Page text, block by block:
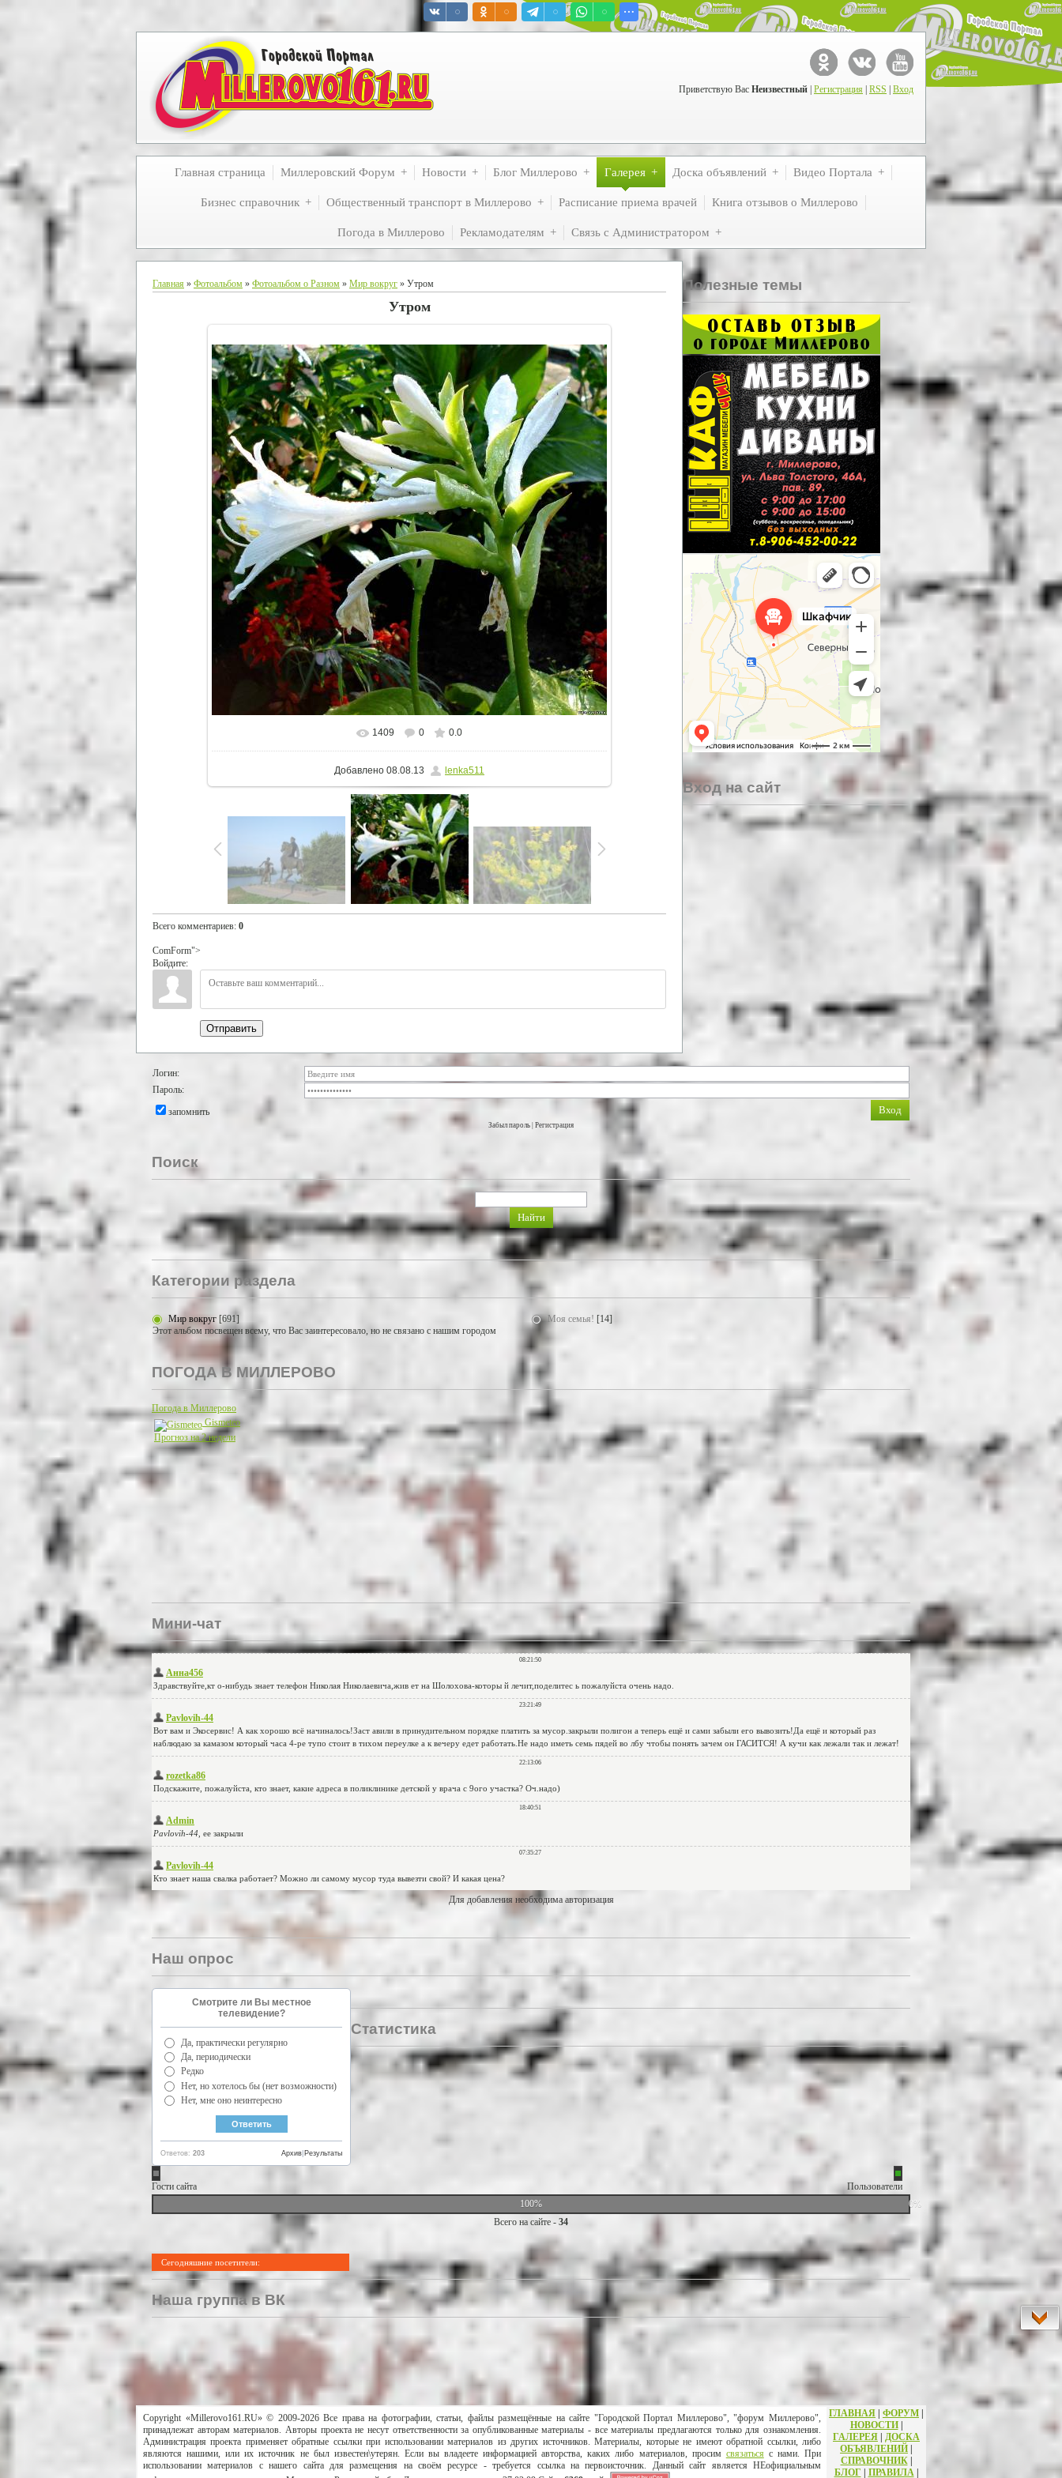
Приветствую Вас Неизвестный Регистрация RSS Вход
Главная страница Миллеровский Форум Новости Блог Миллерово Галерея Доска объявлений Видео Портала
Бизнес справочник Общественный транспорт в Миллерово Расписание приема врачей Книга отзывов о Миллерово
Погода в Миллерово Рекламодателям Связь с Администратором
Главная » Фотоальбом » Фотоальбом о Разном » Мир вокруг » Утром
Утром
В реальном размере 1500x1407
1409 0 0.0
Добавлено 08.08.13 lenka511
Всего комментариев: 0
ComForm">
Войдите:
Отправить
Полезные темы
Вход на сайт
Логин:
Пароль:
запомнить
Забыл пароль Регистрация
Поиск
Категории раздела
Мир вокруг [691]
Этот альбом посвещен всему, что Вас заинтересовало, но не связано с нашим городом
Моя семья! [14]
ПОГОДА В МИЛЛЕРОВО
Погода в Миллерово
Gismeteo
Прогноз на 2 недели
Мини-чат
Для добавления необходима авторизация
Наш опрос
Смотрите ли Вы местное
телевидение?
Да, практически регулярно
Да, периодически
Редко
Нет, но хотелось бы (нет возможности)
Нет, мне оно неинтересно
Ответов: 203 Результаты
Архив
Статистика
Гости сайта
Пользователи
100%
0%
Всего на сайте - 34
Сегодняшние посетители:
Наша группа в ВК
Copyright «Millerovo161.RU» © 2009-2026 Все права на фотографии, статьи, файлы размещённые на сайте "Городской Портал Миллерово", "форум Миллерово",
принадлежат авторам материалов. Авторы проекта не несут ответственности за опубликованные материалы - все материалы предлагаются только для ознакомления.
Администрация проекта применяет обратные ссылки при использовании материалов из других источников. Материалы, которые не имеют обратной ссылки, либо
являются нашими, или их источник не был известен\утерян. Если вы владеете информацией авторства, каких либо материалов, просим связатьсяс нами. При
использовании материалов с нашего сайта для размещения на своём ресурсе - требуется ссылка на первоисточник. Данный сайт является НЕофициальным
ГЛАВНАЯ | ФОРУМ |
НОВОСТИ|
ГАЛЕРЕЯ | ДОСКА
ОБЪЯВЛЕНИЙ |
СПРАВОЧНИК|
БЛОГ | ПРАВИЛА|